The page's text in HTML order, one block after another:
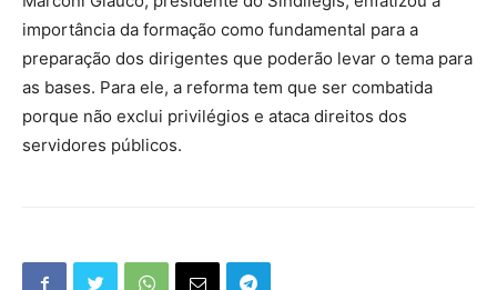
importância da formação como fundamental para a
preparação dos dirigentes que poderão levar o tema para
as bases. Para ele, a reforma tem que ser combatida
porque não exclui privilégios e ataca direitos dos
servidores públicos.